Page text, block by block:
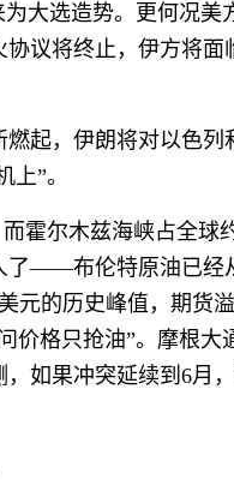
大选造势。更何况美
议将终止，伊方将面
起，伊朗将对以色列
”。
霍尔木兹海峡占全球
了——布伦特原油已经
元的历史峰值，期货
格只抢油”。摩根大
如果冲突延续到6月